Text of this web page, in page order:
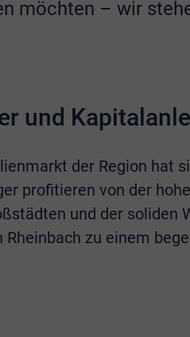
möchten – wir
und
der Region hat
profitieren von der
und der soliden
zu einem